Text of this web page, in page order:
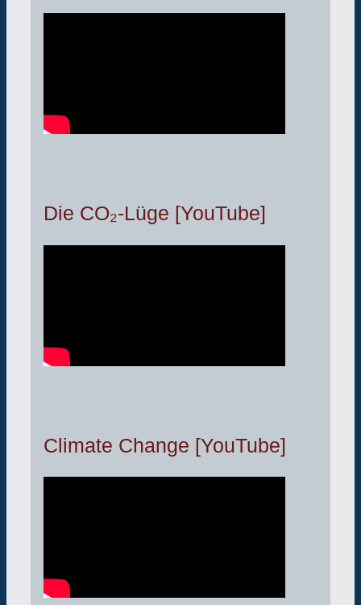
Die CO₂-Lüge [YouTube]
Climate Change [YouTube]